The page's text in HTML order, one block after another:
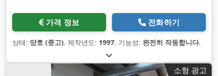
가격 정보 전화하기
상태: 양호 (중고), 제작년도: 1997, 기능성: 완전히 작동합니다,
소형 광고